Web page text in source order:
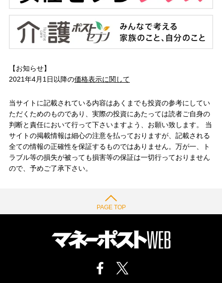
【お知らせ】
2021年4月1日以降の価格表示に関して
当サイトに記載されている内容はあくまでも投資の参考にしてい
ただくためのものであり、実際の投資にあたっては読者ご自身の
判断と責任において行って下さいますよう、お願い致します。 当
サイトの掲載情報は細心の注意を払っておりますが、記載される
全ての情報の正確性を保証するものではありません。万が一、ト
ラブル等の損失が被っても損害等の保証は一切行っておりません
ので、予めご了承下さい。
PAGE TOP